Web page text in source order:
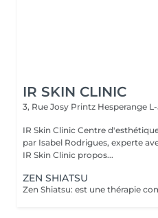
IR SKIN CLINIC
3, Rue Josy Printz Hesperange
IR Skin Clinic Centre d'esthétique avancée & intégrative Fondé
par Isabel Rodrigues, experte
IR Skin Clinic propos...
ZEN SHIATSU